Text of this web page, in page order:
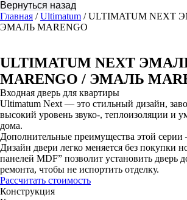
Главная /Ultimatum / ULTIMATUM NEXT
ЭМАЛЬ MARENGO
ULTIMATUM NEXT
MARENGO / ЭМАЛЬ
Входная дверь для квартиры
Ultimatum Next — это стильный дизайн,
высокий уровень звуко-, теплоизоляции и
дома.
Дополнительные преимущества этой
Дизайн двери легко меняется без покупки
панелей MDF” позволит установить дверь
ремонта, чтобы не испортить отделку.
Рассчитать стоимость
Конструкция